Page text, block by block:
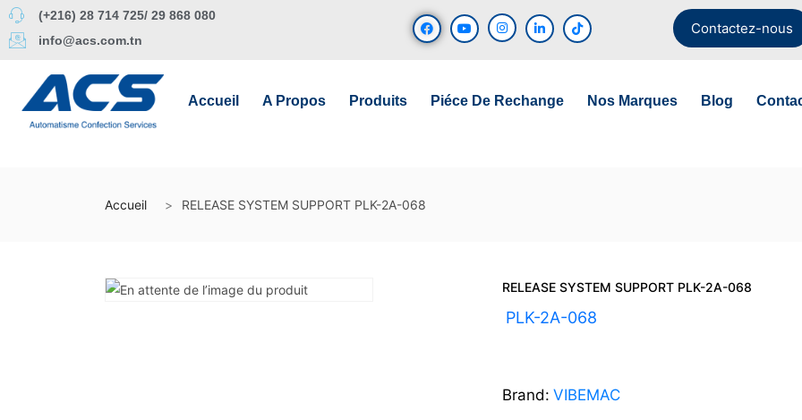
(+216) 28 714 725/ 29 868 080
info@acs.com.tn
Contactez-nous
Accueil A Propos Produits Piéce De Rechange Nos Marques Blog
Accueil RELEASE SYSTEM SUPPORT PLK-2A-068
RELEASE SYSTEM SUPPORT PLK-2A-068
PLK-2A-068
Brand: VIBEMAC